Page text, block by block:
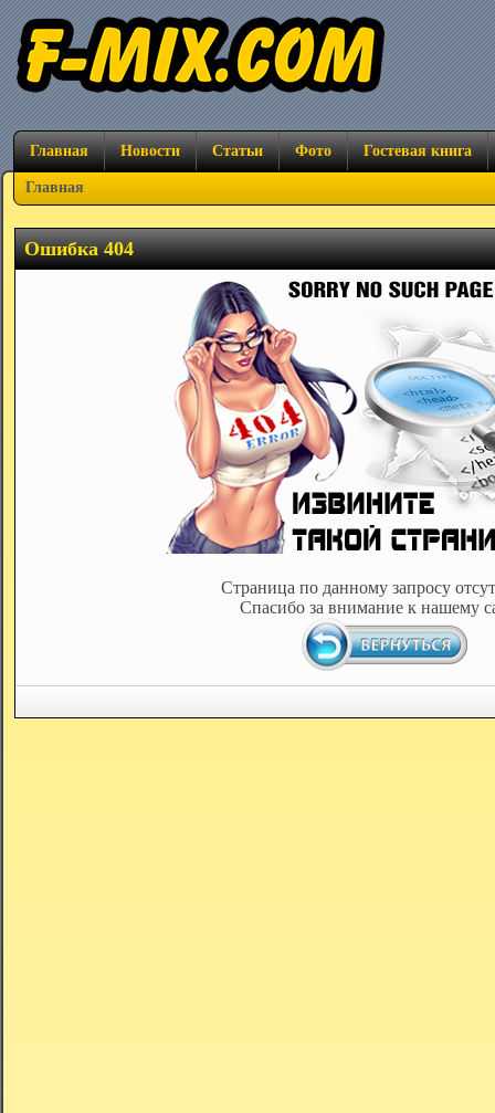
Главная Новости Статьи Фото Гостевая книга
Главная
Ошибка 404
Страница по данному запросу
Спасибо за внимание к нашему